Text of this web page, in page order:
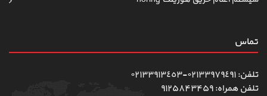
تماس
تلفن: ٠٢١٣٣٩٧٩٤٩١-٠٢١٣٣٩١٣٤٥٣
تلفن همراه: ۹۱۲۵۸۴۳۴۵۹